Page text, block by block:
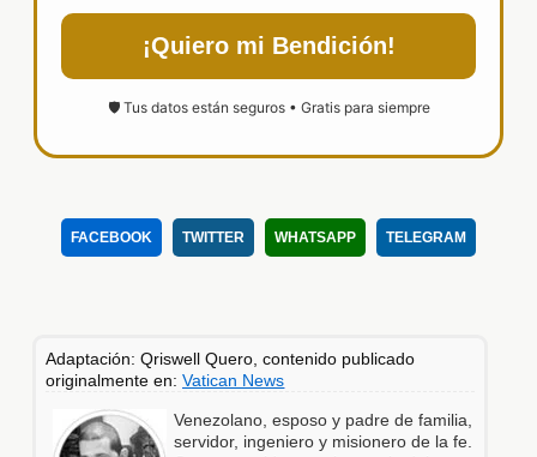
¡Quiero mi Bendición!
🛡️ Tus datos están seguros • Gratis para siempre
FACEBOOK TWITTER WHATSAPP TELEGRAM
Adaptación: Qriswell Quero, contenido publicado
originalmente en:Vatican News
Venezolano, esposo y padre de familia,
servidor, ingeniero y misionero de la fe.